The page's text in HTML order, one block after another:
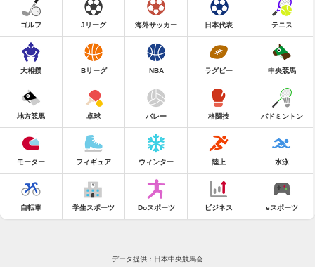
ゴルフ Jリーグ 海外サッカー 日本代表 テニス
大相撲 Bリーグ NBA ラグビー 中央競馬
地方競馬 卓球 バレー 格闘技 バドミントン
モーター フィギュア ウィンター 陸上 水泳
自転車 学生スポーツ Doスポーツ ビジネス eスポーツ
データ提供：日本中央競馬会